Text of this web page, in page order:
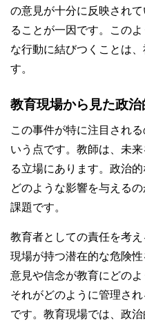
の意見が十分に反映され
ることが一因です。この
な行動に結びつくことは
す。
教育現場から見た政
この事件が特に注目され
いう点です。教師は、未
る立場にあります。政治
どのような影響を与える
課題です。
教育者としての責任を考
現場が持つ潜在的な危険
意見や信念が教育にどの
それがどのように管理さ
です。教育現場では、政